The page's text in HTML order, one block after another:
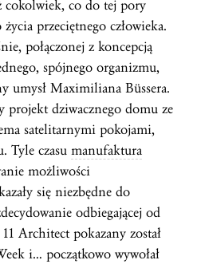
co do tej pory
przeciętnego człowieka.
połączonej z koncepcją
spójnego organizmu,
umysł Maximiliana Büssera.
projekt dziwacznego domu ze
satelitarnymi pokojami,
Tyle czasu manufaktura
możliwości
się niezbędne do
odbiegającej od
Architect pokazany został
i… początkowo wywołał